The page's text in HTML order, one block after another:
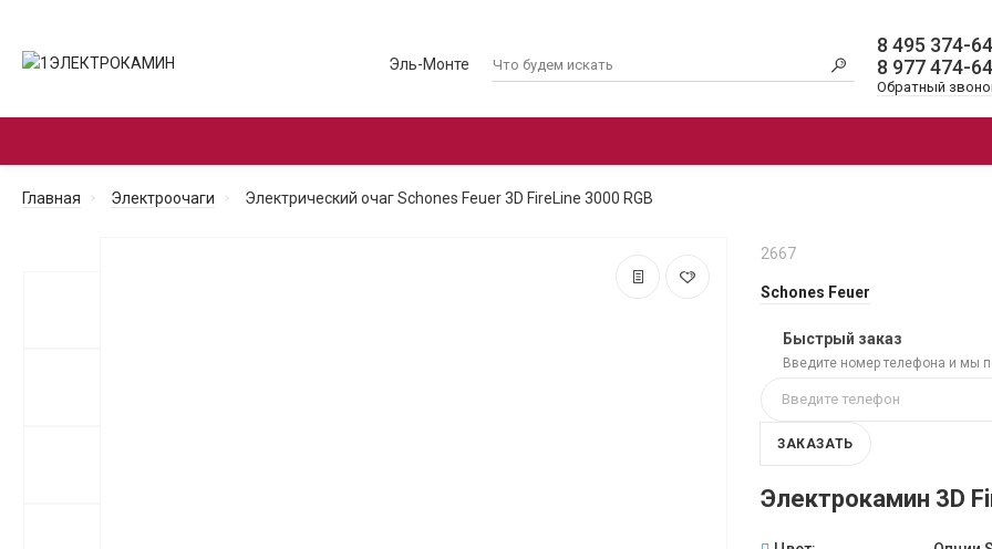
8 495 374-
8 977 474-
Обратный
Эль-Монте
Главная Электроочаги Электрический очаг Schones Feuer 3D FireLine 3000 RGB
2667
Schones Feuer
Быстрый заказ
Введите номер телефона и мы
ЗАКАЗАТЬ
Электрокамин 3D